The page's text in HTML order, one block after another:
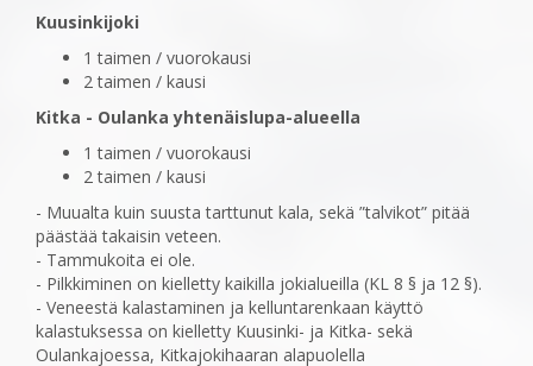
Kuusinkijoki
1 taimen / vuorokausi
2 taimen / kausi
Kitka - Oulanka yhtenäislupa-alueella
1 taimen / vuorokausi
2 taimen / kausi
- Muualta kuin suusta tarttunut kala, sekä ”talvikot” pitää
päästää takaisin veteen.
- Tammukoita ei ole.
- Pilkkiminen on kielletty kaikilla jokialueilla (KL 8 § ja 12 §).
- Veneestä kalastaminen ja kelluntarenkaan käyttö
kalastuksessa on kielletty Kuusinki- ja Kitka- sekä
Oulankajoessa, Kitkajokihaaran alapuolella